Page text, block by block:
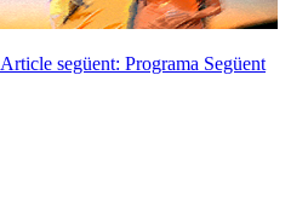
Article següent: Programa Següent